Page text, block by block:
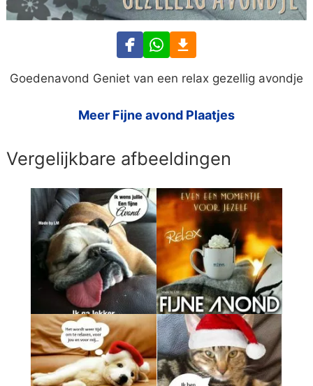
Goedenavond Geniet van een relax gezellig avondje
Meer Fijne avond Plaatjes
Vergelijkbare afbeeldingen